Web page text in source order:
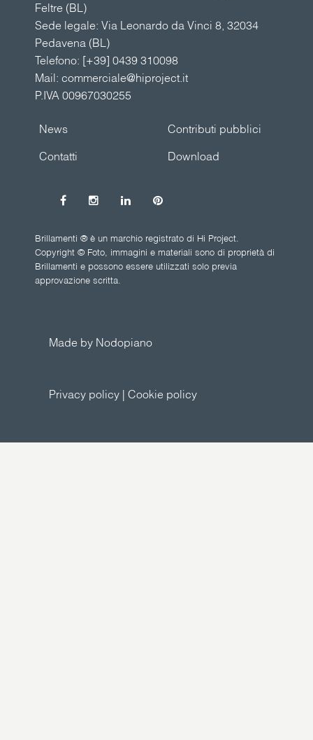
Feltre (BL)
Sede legale: Via Leonardo da Vinci 8, 32034
Pedavena (BL)
Telefono: [+39] 0439 310098
Mail: commerciale@hiproject.it
P.IVA 00967030255
Contributi pubblici
News
Download
Contatti
Brillamenti ® è un marchio registrato di Hi Project.
Copyright © Foto, immagini e materiali sono di proprietà di
Brillamenti e possono essere utilizzati solo previa
approvazione scritta.
Made by Nodopiano
Privacy policy | Cookie policy